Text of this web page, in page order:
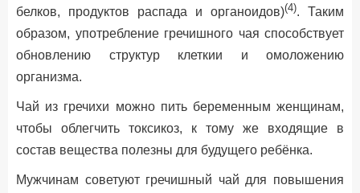
белков, продуктов распада и органоидов)(4). Таким
образом, употребление гречишного чая способствует
обновлению структур клеткии и омоложению
организма.
Чай из гречихи можно пить беременным женщинам,
чтобы облегчить токсикоз, к тому же входящие в
состав вещества полезны для будущего ребёнка.
Мужчинам советуют гречишный чай для повышения